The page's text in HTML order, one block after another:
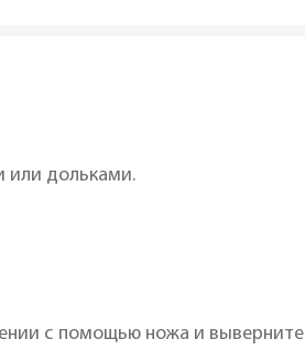
или дольками.
с помощью ножа и выверните